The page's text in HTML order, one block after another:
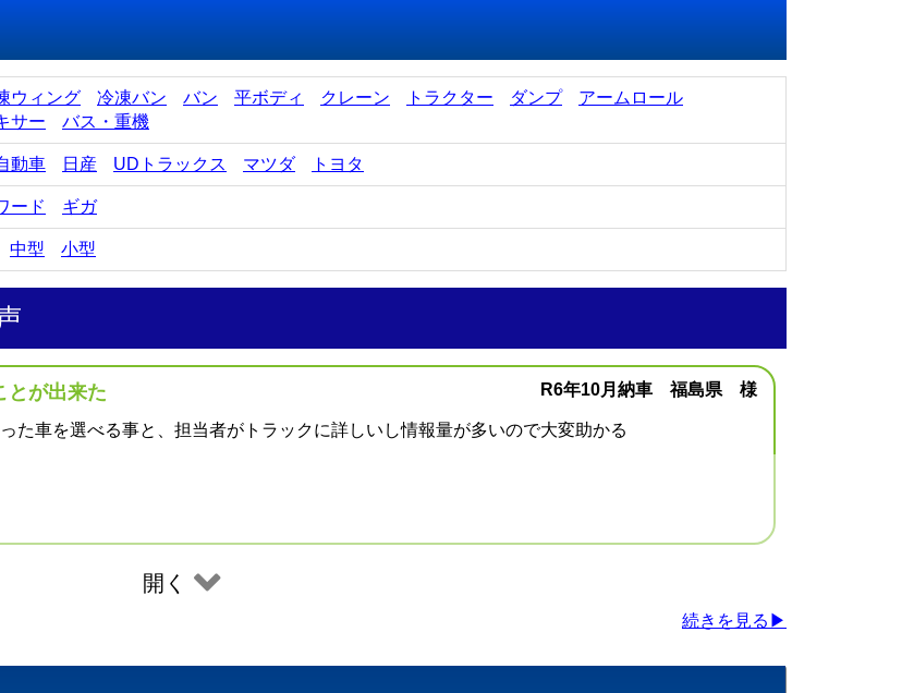
ウィング 冷凍バン バン 平ボディ クレーン トラクター ダンプ
アームロール
サー バス・重機
動車 日産 UDトラックス マツダ トヨタ
ード ギガ
中型 小型
とが出来た R6年10月納車 福島県 様
た車を選べる事と、担当者がトラックに詳しいし情報量が多いので大変助かる
開く
続きを見る▶